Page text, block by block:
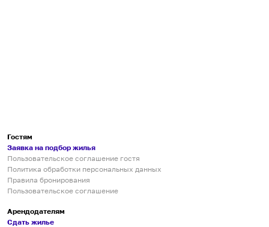
Гостям
Заявка на подбор жилья
Пользовательское соглашение гостя
Политика обработки персональных данных
Правила бронирования
Пользовательское соглашение
Арендодателям
Сдать жилье